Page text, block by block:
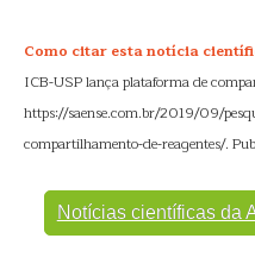
Como citar esta notícia
ICB-USP lança plataforma de
https://saense.com.br/2019/09/
compartilhamento-de-reagentes/.
Notícias científicas da